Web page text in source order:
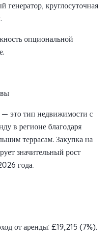
генератор, круглосуточная
опциональной
это тип недвижимости с
в регионе благодаря
террасам. Закупка на
значительный рост
года.
от аренды: £19,215 (7%).